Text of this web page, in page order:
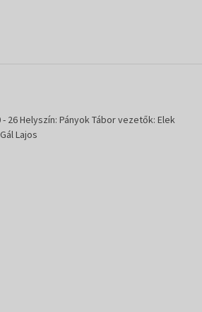
26 Helyszín: Pányok Tábor vezetők: Elek
Lajos